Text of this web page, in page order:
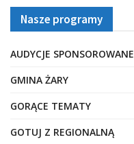
Nasze programy
AUDYCJE SPONSOROWANE
GMINA ŻARY
GORĄCE TEMATY
GOTUJ Z REGIONALNĄ